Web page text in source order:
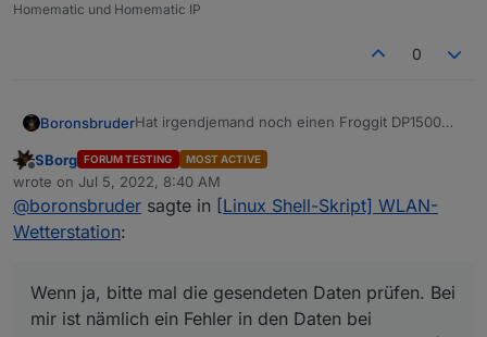
Homematic und Homematic IP
0
BoronsbruderHat irgendjemand noch einen Froggit DP1500
laufen?
Wenn ja, bitte mal die gesendeten Daten prüfen.
Bei mir ist nämlich ein Fehler in den Daten bei
totalrainin-> Dort steht nämlichtotalainin
v1.6.8 auf v1.7.2 und v1.7.3 (bei diesen beiden
Versionen fehlt der Wert komplett), der
Datenpunkt "Regen_Total" auf dem selben
Nach einer Anpassung derwetterstation.sh
füllt
sich der DP brav wieder...
Offline
SBorg FORUM TESTING MOST ACTIVE
wrote on Jul 5, 2022, 8:40 AM
last edited by
@boronsbruder sagte in [Linux Shell-Skript] WLAN-
Wetterstation:
Wenn ja, bitte mal die gesendeten Daten prüfen. Bei
mir ist nämlich ein Fehler in den Daten bei